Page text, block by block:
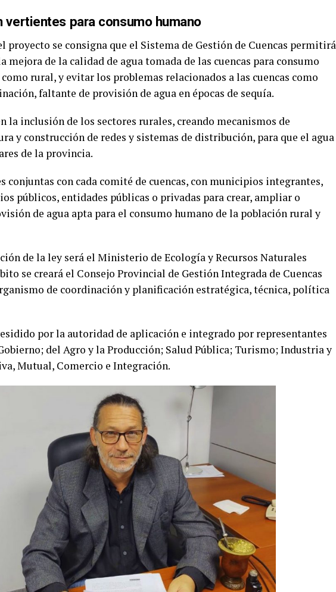
vertientes para consumo humano
proyecto se consigna que el Sistema de Gestión de Cuencas permitirá
mejora de la calidad de agua tomada de las cuencas para consumo
rural, y evitar los problemas relacionados a las cuencas como
faltante de provisión de agua en épocas de sequía.
la inclusión de los sectores rurales, creando mecanismos de
y construcción de redes y sistemas de distribución, para que el agua
de la provincia.
conjuntas con cada comité de cuencas, con municipios integrantes,
públicos, entidades públicas o privadas para crear, ampliar o
de agua apta para el consumo humano de la población rural y
de la ley será el Ministerio de Ecología y Recursos Naturales
se creará el Consejo Provincial de Gestión Integrada de Cuencas
de coordinación y planificación estratégica, técnica, política
por la autoridad de aplicación e integrado por representantes
del Agro y la Producción; Salud Pública; Turismo; Industria y
Mutual, Comercio e Integración.